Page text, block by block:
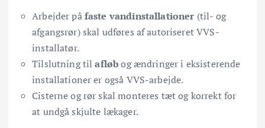
Arbejder påfaste vandinstallationer (til- og
afgangsrør) skal udføres af autoriseret VVS-
installatør.
Tilslutning tilafløbog ændringer i eksisterende
installationer er også VVS-arbejde.
Cisterne og rør skal monteres tæt og korrekt for
at undgå skjulte lækager.